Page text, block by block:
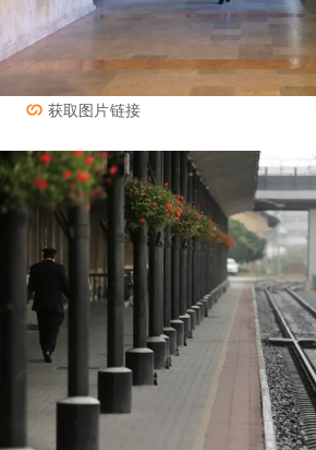
获取图片链接